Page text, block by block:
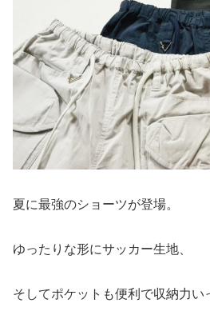
夏に最強のショーツが登場。
ゆったりな形にサッカー生地、
そしてポケットも便利で収納力い